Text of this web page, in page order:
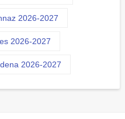
2026-2027
2026-2027
2026-2027